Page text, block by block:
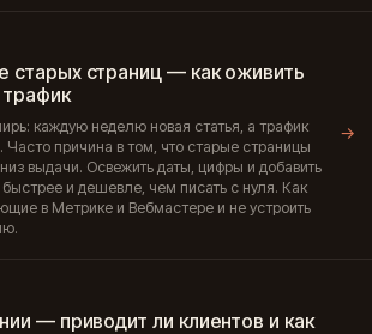
старых страниц — как оживить
каждую неделю новая статья, а трафик
Часто причина в том, что старые страницы
выдачи. Освежить даты, цифры и добавить
и дешевле, чем писать с нуля. Как
в Метрике и Вебмастере и не устроить
→
— приводит ли клиентов и как